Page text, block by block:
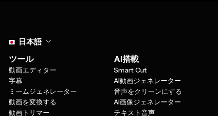
日本語
ツール
動画エディター
字幕
ミームジェネレーター
動画を変換する
動画トリマー
AI搭載
Smart Cut
AI動画ジェネレーター
音声をクリーンにする
AI画像ジェネレーター
テキスト音声